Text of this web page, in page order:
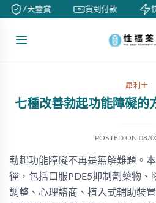
7天鑒賞 貨到付款
犀利士
七種改善勃起功能障礙的
POSTED ON 08/
勃起功能障礙不再是無解難題。
徑，包括口服PDE5抑制劑藥物、
調整、心理諮商、植入式輔助裝